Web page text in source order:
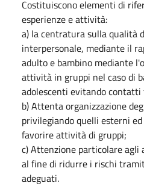
Costituiscono elementi di
esperienze e attività:
a) la centratura sulla qualità
interpersonale, mediante il
adulto e bambino mediante
attività in gruppi nel caso di
adolescenti evitando
b) Attenta organizzazione
privilegiando quelli esterni
favorire attività di gruppi;
c) Attenzione particolare
al fine di ridurre i rischi
adeguati.